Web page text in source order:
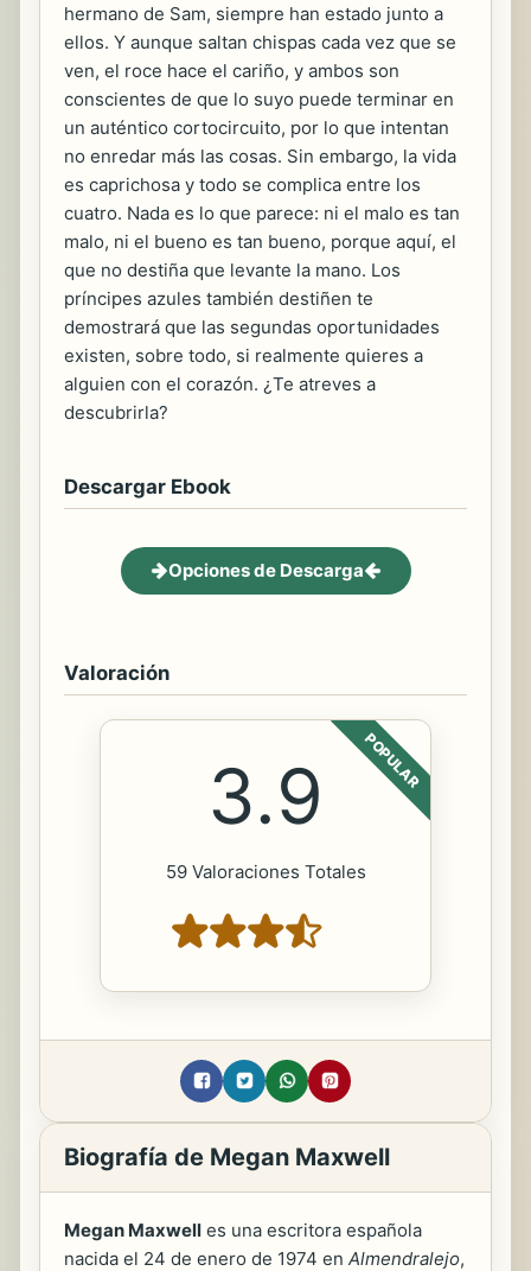
hermano de Sam, siempre han estado junto a
ellos. Y aunque saltan chispas cada vez que se
ven, el roce hace el cariño, y ambos son
conscientes de que lo suyo puede terminar en
un auténtico cortocircuito, por lo que intentan
no enredar más las cosas. Sin embargo, la vida
es caprichosa y todo se complica entre los
cuatro. Nada es lo que parece: ni el malo es tan
malo, ni el bueno es tan bueno, porque aquí, el
que no destiña que levante la mano. Los
príncipes azules también destiñen te
demostrará que las segundas oportunidades
existen, sobre todo, si realmente quieres a
alguien con el corazón. ¿Te atreves a
descubrirla?
Descargar Ebook
Opciones de Descarga
Valoración
POPULAR
3.9
59 Valoraciones Totales
Biografía de Megan Maxwell
Megan Maxwell es una escritora española
nacida el 24 de enero de 1974 en Almendralejo,